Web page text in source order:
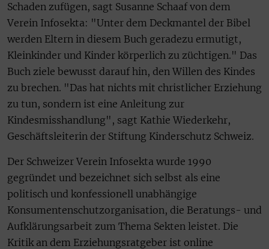
Schaden zufügen, sagt Susanne Schaaf von dem
Verein Infosekta: "Unter dem Deckmantel der Bibel
werden Eltern in diesem Buch geradezu ermutigt,
Kleinkinder und Kinder körperlich zu züchtigen." Das
Buch ziele bewusst darauf hin, den Willen des Kindes
zu brechen. "Das hat nichts mit christlicher Erziehung
zu tun, sondern ist eine Anleitung zur
Kindesmisshandlung", sagt Kathie Wiederkehr,
Geschäftsleiterin der Stiftung Kinderschutz Schweiz.
Der Schweizer Verein Infosekta wurde 1990
gegründet und bezeichnet sich selbst als eine
politisch und konfessionell unabhängige
Konsumentenschutzorganisation, die Beratungs- und
Aufklärungsarbeit zum Thema Sekten leistet. Die
Kritik an dem Erziehungsratgeber ist online